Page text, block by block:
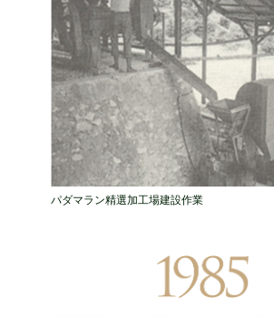
パダマラン精選加工場建設作業